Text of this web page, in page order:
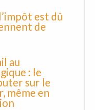
est dû
de
au
: le
sur le
même en